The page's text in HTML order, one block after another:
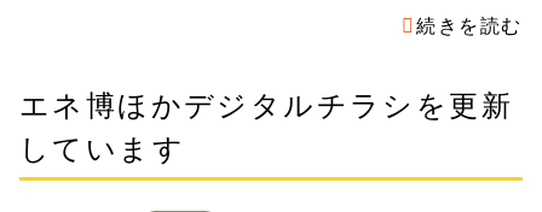
続きを読む
エネ博ほかデジタルチラシを更新
しています